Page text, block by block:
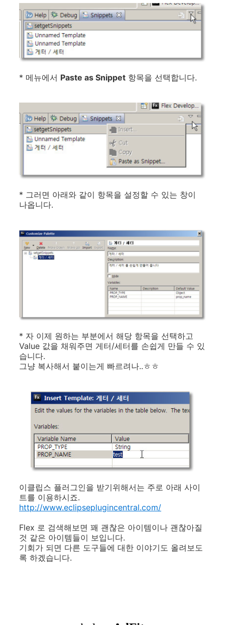
* 메뉴에서 Paste as Snippet 항목을 선택합니다.
* 그러면 아래와 같이 항목을 설정할 수 있는 창이
나옵니다.
* 자 이제 원하는 부분에서 해당 항목을 선택하고
Value 값을 채워주면 게터/세터를 손쉽게 만들 수 있
습니다.
그냥 복사해서 붙이는게 빠르려나..ㅎㅎ
이클립스 플러그인을 받기위해서는 주로 아래 사이
트를 이용하시죠.
http://www.eclipseplugincentral.com/
Flex 로 검색해보면 꽤 괜찮은 아이템이나 괜찮아질
것 같은 아이템들이 보입니다.
기회가 되면 다른 도구들에 대한 이야기도 올려보도
록 하겠습니다.